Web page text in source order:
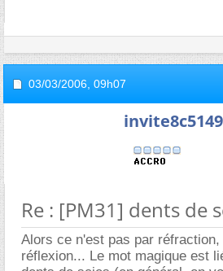
03/03/2006, 09h07
Re : [PM31] dents de
Alors ce n'est pas par
réflexion... Le mot magique est